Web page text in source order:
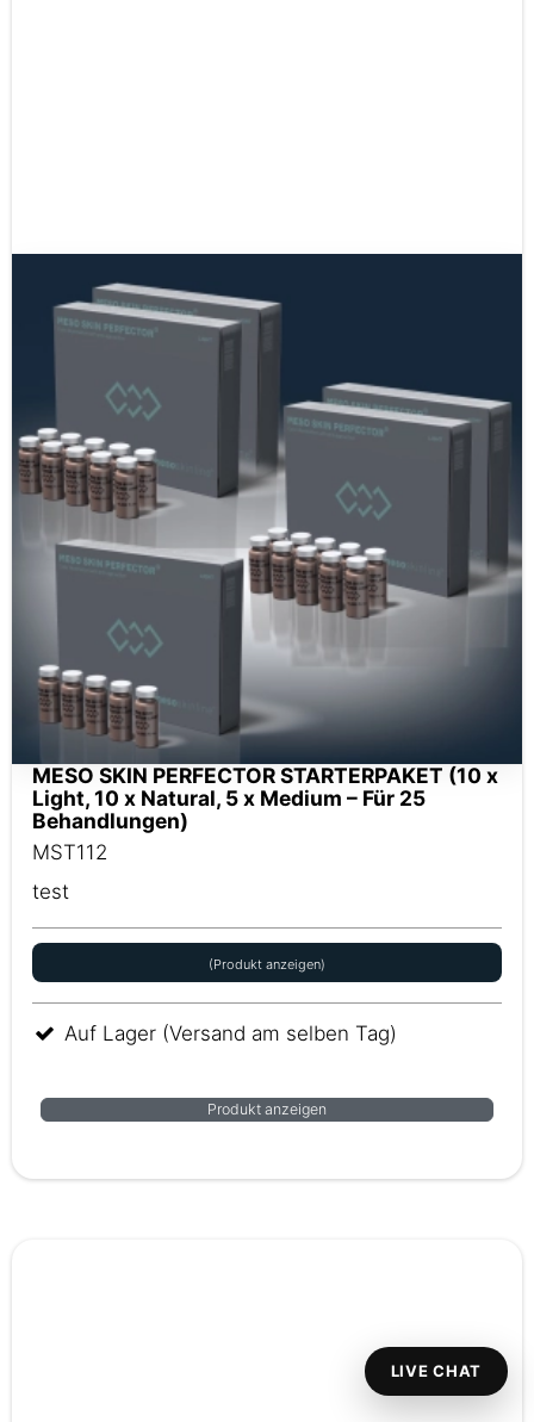
MESO SKIN PERFECTOR STARTERPAKET (10 x
Light, 10 x Natural, 5 x Medium – Für 25
Behandlungen)
MST112
test
(Produkt anzeigen)
Auf Lager (Versand am selben Tag)
Produkt anzeigen
LIVE CHAT